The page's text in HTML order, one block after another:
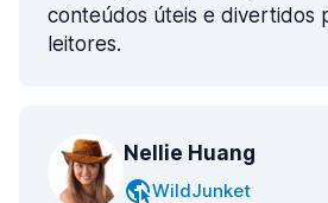
conteúdos úteis e divertidos
leitores.
Nellie Huang
WildJunket